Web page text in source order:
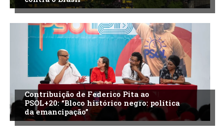
Contribuição de Federico Pita ao
PSOL+20: “Bloco histórico negro: política
da emancipação”